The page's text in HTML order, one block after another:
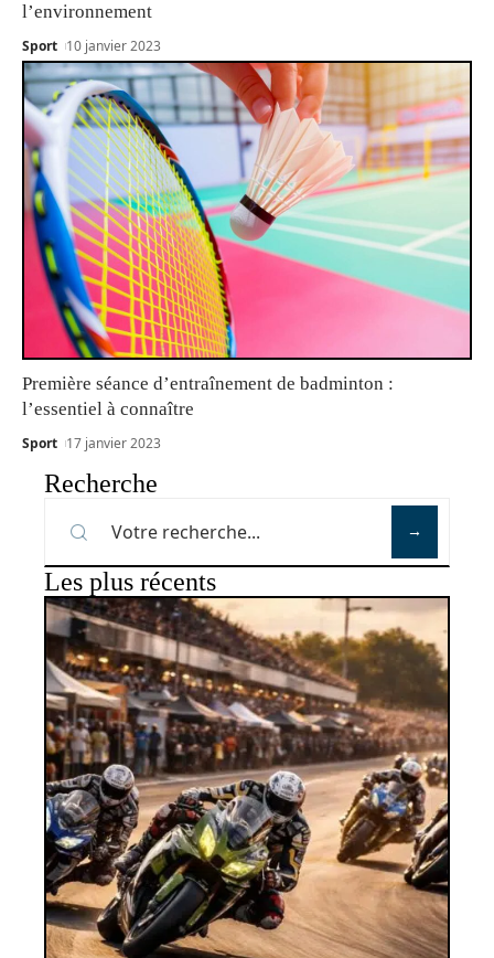
l’environnement
Sport 10 janvier 2023
Première séance d’entraînement de badminton :
l’essentiel à connaître
Sport 17 janvier 2023
Recherche
Les plus récents